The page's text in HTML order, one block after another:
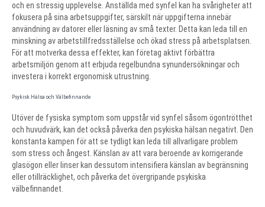
och en stressig upplevelse. Anställda med synfel kan ha svårigheter att
fokusera på sina arbetsuppgifter, särskilt när uppgifterna innebär
användning av datorer eller läsning av små texter. Detta kan leda till en
minskning av arbetstillfredsställelse och ökad stress på arbetsplatsen.
För att motverka dessa effekter, kan företag aktivt förbättra
arbetsmiljön genom att erbjuda regelbundna synundersökningar och
investera i korrekt ergonomisk utrustning.
Psykisk Hälsa och Välbefinnande
Utöver de fysiska symptom som uppstår vid synfel såsom ögontrötthet
och huvudvärk, kan det också påverka den psykiska hälsan negativt. Den
konstanta kampen för att se tydligt kan leda till allvarligare problem
som stress och ångest. Känslan av att vara beroende av korrigerande
glasögon eller linser kan dessutom intensifiera känslan av begränsning
eller otillräcklighet, och påverka det övergripande psykiska
välbefinnandet.